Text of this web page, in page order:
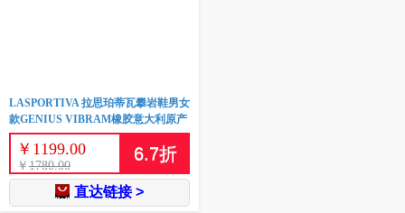
LASPORTIVA 拉思珀蒂瓦攀岩鞋男女
款GENIUS VIBRAM橡胶意大利原产
￥ 1199.00
￥ 1780.00
6.7折
直达链接 >